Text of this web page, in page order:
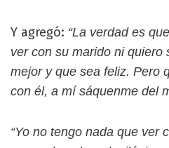
Y agregó: “La verdad es
ver con su marido ni quiero
mejor y que sea feliz. Pero
con él, a mí sáquenme del
“Yo no tengo nada que ver